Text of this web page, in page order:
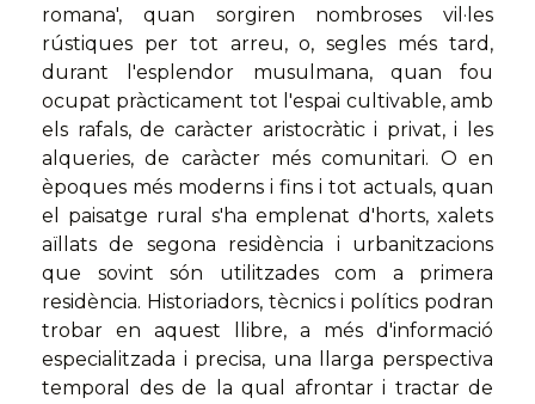
romana', quan sorgiren nombroses vil·les
rústiques per tot arreu, o, segles més tard,
durant l'esplendor musulmana, quan fou
ocupat pràcticament tot l'espai cultivable, amb
els rafals, de caràcter aristocràtic i privat, i les
alqueries, de caràcter més comunitari. O en
èpoques més moderns i fins i tot actuals, quan
el paisatge rural s'ha emplenat d'horts, xalets
aïllats de segona residència i urbanitzacions
que sovint són utilitzades com a primera
residència. Historiadors, tècnics i polítics podran
trobar en aquest llibre, a més d'informació
especialitzada i precisa, una llarga perspectiva
temporal des de la qual afrontar i tractar de